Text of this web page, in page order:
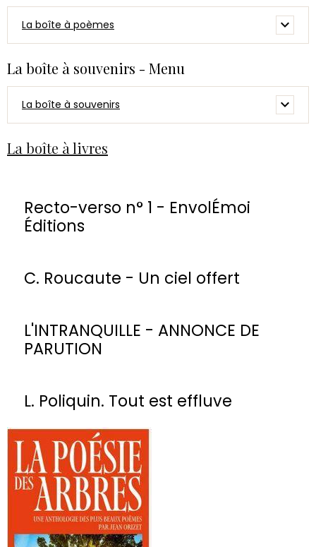
La boîte à poèmes
La boîte à souvenirs - Menu
La boîte à souvenirs
La boîte à livres
Recto-verso n° 1 - EnvolÉmoi
Éditions
C. Roucaute - Un ciel offert
L'INTRANQUILLE - ANNONCE DE
PARUTION
L. Poliquin. Tout est effluve